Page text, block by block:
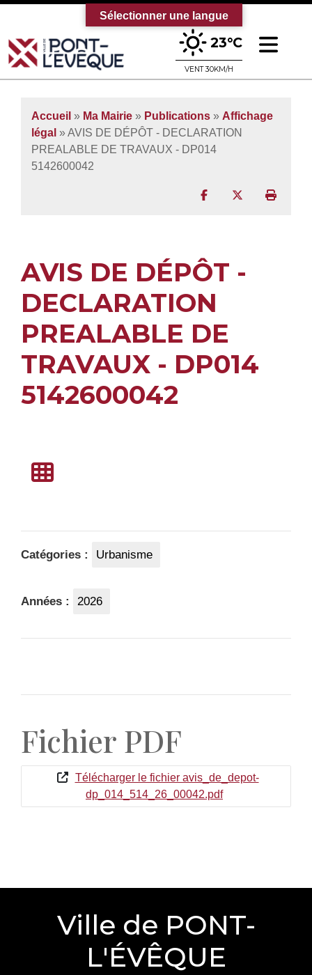
Bienvenue sur le site officiel de la
23°C
VENT 30KM/H
Accueil » Ma Mairie » Publications » Affichage
légal » AVIS DE DÉPÔT - DECLARATION
PREALABLE DE TRAVAUX - DP014
5142600042
Partager surPartager sur
AVIS DE DÉPÔT -
DECLARATION
PREALABLE DE
TRAVAUX - DP014
5142600042
Catégories : Urbanisme
Années : 2026
Fichier PDF
Télécharger le fichier avis_de_depot-
dp_014_514_26_00042.pdf
Ville de PONT-
L'ÉVÊQUE
Sélectionner une langue